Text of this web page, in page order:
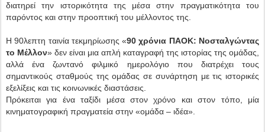
διατηρεί την ιστορικότητα της μέσα στην πραγματικότητα του
παρόντος και στην προοπτική του μέλλοντος της.
Η 90λεπτη ταινία τεκμηρίωσης «90 χρόνια ΠΑΟΚ: Νοσταλγώντας
το Μέλλον» δεν είναι μια απλή καταγραφή της ιστορίας της ομάδας,
αλλά ένα ζωντανό φιλμικό ημερολόγιο που διατρέχει τους
σημαντικούς σταθμούς της ομάδας σε συνάρτηση με τις ιστορικές
εξελίξεις και τις κοινωνικές διαστάσεις.
Πρόκειται για ένα ταξίδι μέσα στον χρόνο και στον τόπο, μία
κινηματογραφική πραγματεία στην «ομάδα – ιδέα».